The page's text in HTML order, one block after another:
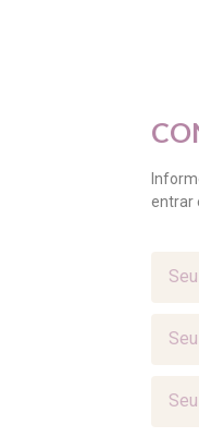
entrar